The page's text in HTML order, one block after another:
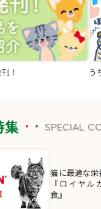
！ う
集 SPECIAL
猫に最適な
『ロイヤ
食』